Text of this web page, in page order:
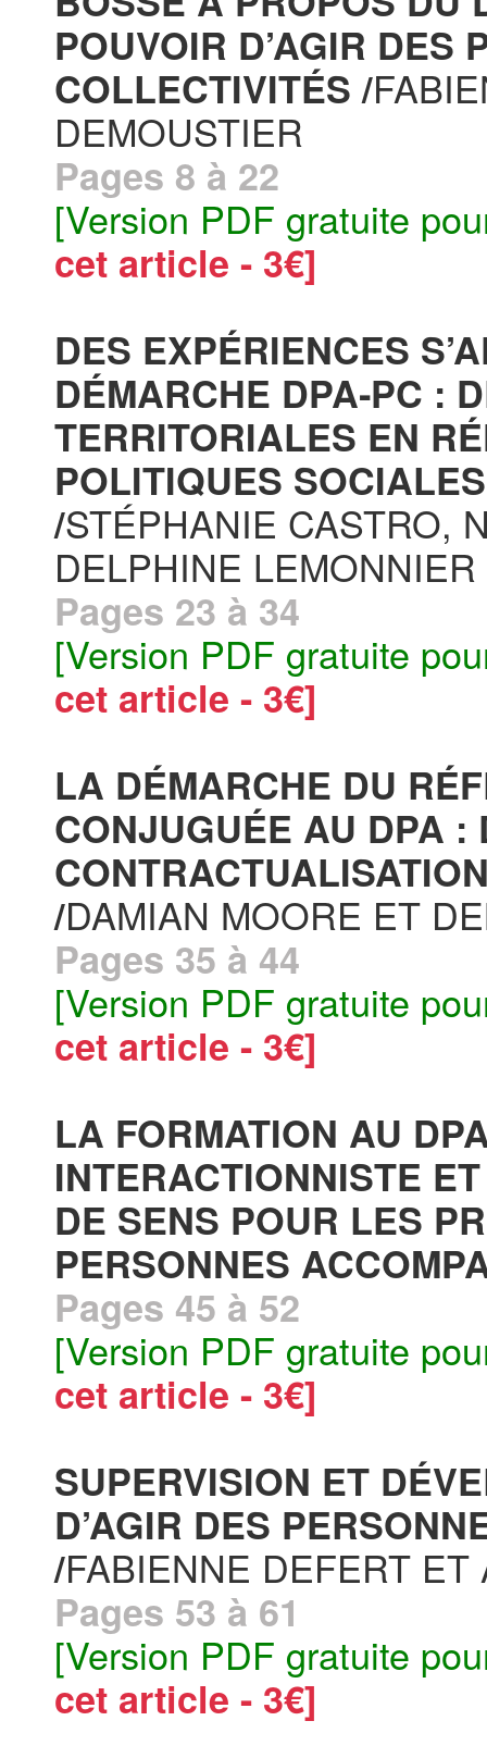
POUVOIR D’AGIR DES
COLLECTIVITÉS /
DEMOUSTIER
Pages 8 à 22
[Version PDF gratuite
cet article - 3€]
DES EXPÉRIENCES
DÉMARCHE DPA‐PC :
TERRITORIALES EN
POLITIQUES
/STÉPHANIE CASTRO,
DELPHINE LEMONNIER
Pages 23 à 34
[Version PDF gratuite
cet article - 3€]
LA DÉMARCHE DU
CONJUGUÉE AU DPA :
/DAMIAN MOORE ET
Pages 35 à 44
[Version PDF gratuite
cet article - 3€]
LA FORMATION AU
INTERACTIONNISTE
DE SENS POUR LES
PERSONNES
Pages 45 à 52
[Version PDF gratuite
cet article - 3€]
SUPERVISION ET
D’AGIR DES
/FABIENNE DEFERT
Pages 53 à 61
[Version PDF gratuite
cet article - 3€]